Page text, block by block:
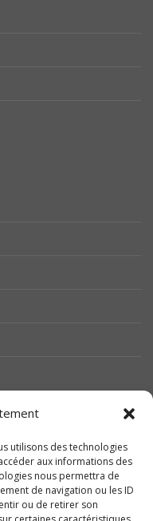
utilisons des technologies
aux informations des
nous permettra de
de navigation ou les ID
ou de retirer son